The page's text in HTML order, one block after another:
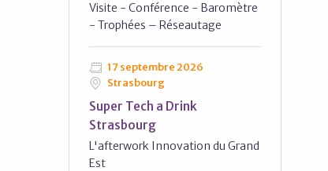
Visite - Conférence - Baromètre
- Trophées – Réseautage
17 septembre 2026
Strasbourg
Super Tech a Drink
Strasbourg
L'afterwork Innovation du Grand
Est